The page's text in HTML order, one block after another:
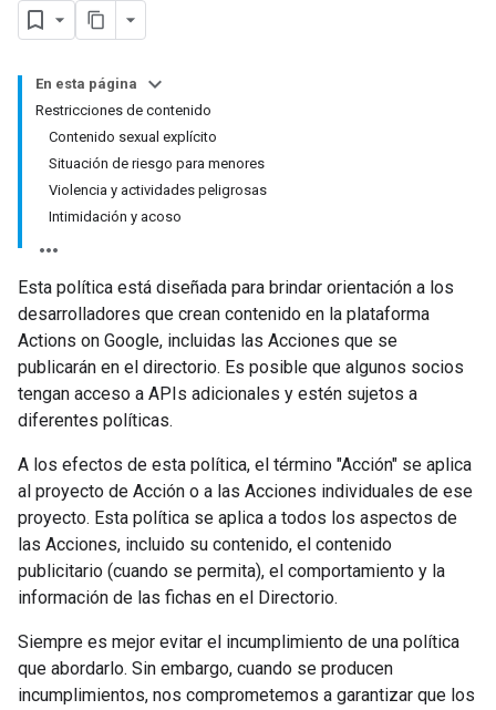
En esta página
Restricciones de contenido
Contenido sexual explícito
Situación de riesgo para menores
Violencia y actividades peligrosas
Intimidación y acoso
Esta política está diseñada para brindar orientación a los
desarrolladores que crean contenido en la plataforma
Actions on Google, incluidas las Acciones que se
publicarán en el directorio. Es posible que algunos socios
tengan acceso a APIs adicionales y estén sujetos a
diferentes políticas.
A los efectos de esta política, el término "Acción" se aplica
al proyecto de Acción o a las Acciones individuales de ese
proyecto. Esta política se aplica a todos los aspectos de
las Acciones, incluido su contenido, el contenido
publicitario (cuando se permita), el comportamiento y la
información de las fichas en el Directorio.
Siempre es mejor evitar el incumplimiento de una política
que abordarlo. Sin embargo, cuando se producen
incumplimientos, nos comprometemos a garantizar que los